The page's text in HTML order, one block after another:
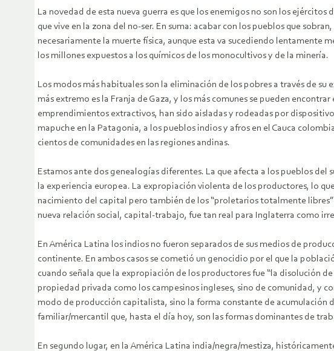
La novedad de esta nueva guerra es que los enemigos no son los
que vive en la zona del no-ser. En suma: acabar con los pueblos que
necesariamente la muerte física, aunque esta va sucediendo lentamente
los millones expuestos a los químicos de los monocultivos y de la minería.
Los modos más habituales son la eliminación de los pobres a través de
más extremo es la Franja de Gaza, y los más comunes se pueden
emprendimientos extractivos, han sido aisladas y rodeadas por
mapuche en la Patagonia, a los pueblos indios y afros en el Cauca
cientos de comunidades en las regiones andinas.
Estamos ante dos genealogías diferentes. La que afecta a los pueblos
la experiencia europea. La expropiación violenta de los productores, lo
nacimiento del capital pero también de los “proletarios totalmente libres”
nueva relación social, capital-trabajo, fue tan real para Inglaterra como
En América Latina los indios no fueron separados de sus medios de
continente. En ambos casos se cometió un genocidio por el que la
cuando señala que la expropiación de los productores fue “la disolución
propiedad privada como los campesinos ingleses, sino de comunidad, y
modo de producción capitalista, sino la forma constante de acumulación
familiar/mercantil que, hasta el día hoy, son las formas dominantes de
En segundo lugar, en la América Latina india/negra/mestiza,